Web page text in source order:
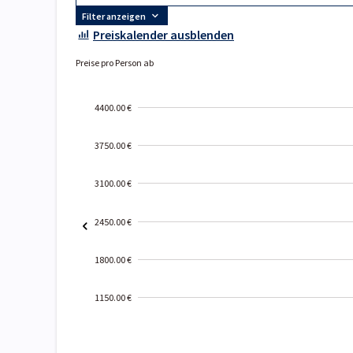
Filter anzeigen
Preiskalender ausblenden
Preise pro Person ab
4400.00 €
3750.00 €
3100.00 €
2450.00 €
1800.00 €
1150.00 €